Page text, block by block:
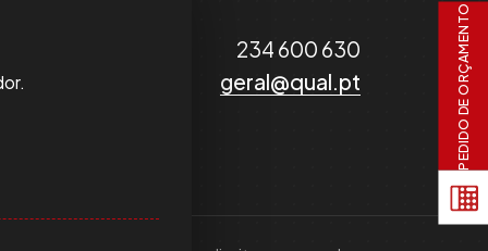
PEDIDO DE ORÇAMENTO
234 600 630
geral@qual.pt